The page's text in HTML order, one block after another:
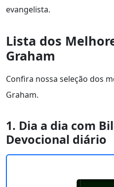
evangelista.
Lista dos
Graham
Confira nossa seleção dos
Graham.
1. Dia a dia com
Devocional diário